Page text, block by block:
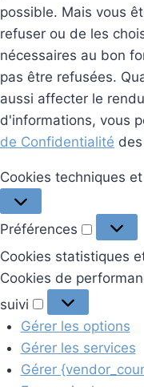
possible. Mais vous
refuser ou de les
nécessaires au bon
pas être refusées.
aussi affecter le
d'informations, vous
de Confidentialité
Cookies techniques
Préférences
Cookies statistiques
Cookies de
suivi
Cookies
de
performance,
de
Gérer les options
Gérer les services
Gérer